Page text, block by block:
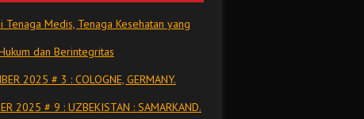
Tenaga Medis, Tenaga Kesehatan yang
dan Berintegritas
2025 # 3 : COLOGNE, GERMANY.
2025 # 9 : UZBEKISTAN : SAMARKAND.